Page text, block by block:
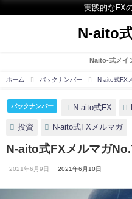
実践的なFX
N-aito
Naito-式メイ
ホーム バックナンバー N-aito式FX
バックナンバー N-aito式FX
投資 N-aito式FXメルマガ
N-aito式FXメルマガ
2021年6月9日 2021年6月10日